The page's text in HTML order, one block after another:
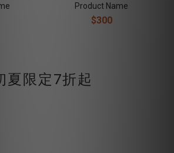
Product Name
$300
夏限定7折起